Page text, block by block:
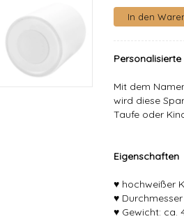
Mit dem
wird diese
Taufe oder
Eigenschaften
♥ hochweißer
♥
♥ Gewicht: ca.